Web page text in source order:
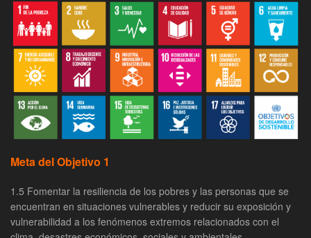
Meta del Objetivo 1
1.5 Fomentar la resiliencia de los pobres y las personas que se
encuentran en situaciones vulnerables y reducir su exposición y
vulnerabilidad a los fenómenos extremos relacionados con el